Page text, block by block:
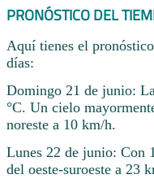
PRONÓSTICO DEL
Aquí tienes el
días:
Domingo 21 de junio:
°C. Un cielo
noreste a 10 km/h.
Lunes 22 de junio: Con
del oeste-suroeste a 23